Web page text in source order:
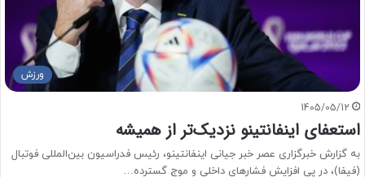
ورزش
1405/05/12
استعفای اینفانتینو نزدیک‌تر از همیشه
به گزارش خبرگزاری عصر خبر جیانی اینفانتینو، رئیس فدراسیون بین‌المللی فوتبال
(فیفا)، در پی افزایش فشارهای داخلی و موج گسترده…